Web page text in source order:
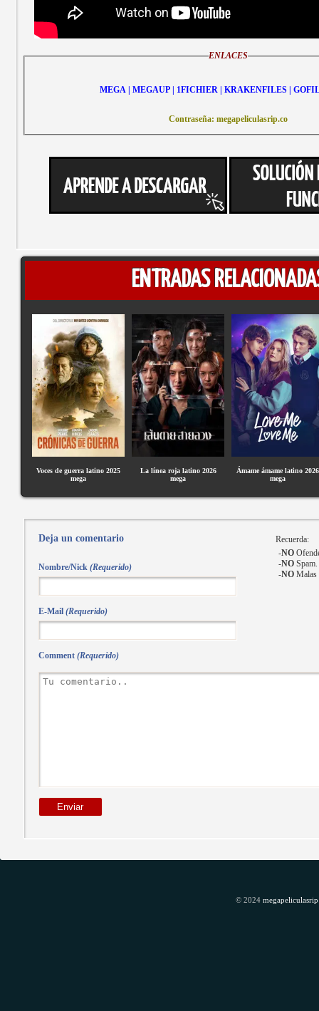
ENLACES
MEGA | MEGAUP | 1FICHIER | KRAKENFILES |
Contraseña: megapeliculasrip.co
ENTRADAS
Voces de guerra latino 2025
mega
La línea roja latino 2026
mega
Ámame ámame latino 2026
mega
Deja un comentario
Comment (Requerido)
Recuerda:
-NO
-NOSpam.
-NOMalas
Nombre/Nick (Requerido)
E-Mail (Requerido)
© 2024 megapeliculasrip